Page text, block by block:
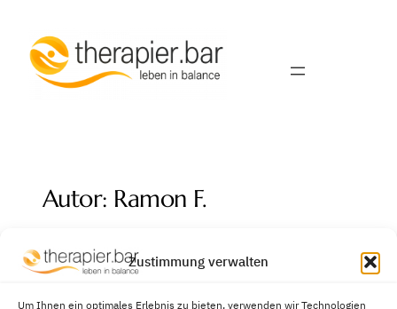
Zustimmung verwalten
Um Ihnen ein optimales Erlebnis zu bieten, verwenden wir Technologien
Autor: Ramon F.
No posts were found.